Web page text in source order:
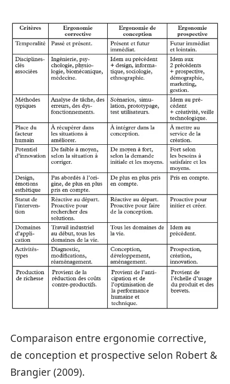
Comparaison entre ergonomie corrective,
de conception et prospective selon Robert &
Brangier (2009).